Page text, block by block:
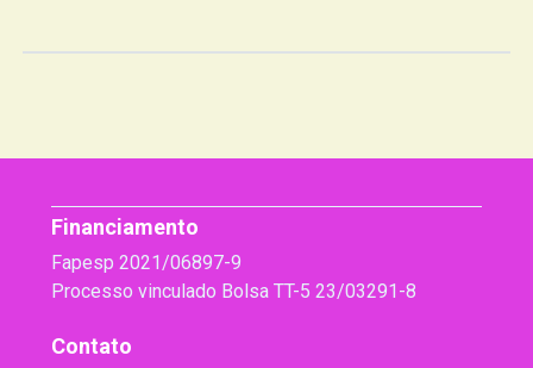
Financiamento
Fapesp 2021/06897-9
Processo vinculado Bolsa TT-5 23/03291-8
Contato